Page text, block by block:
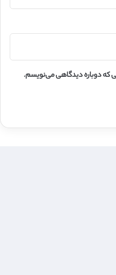
که دوباره دیدگاهی می‌نویسم.